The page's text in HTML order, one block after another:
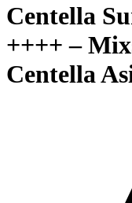
Centella
++++ –
Centella